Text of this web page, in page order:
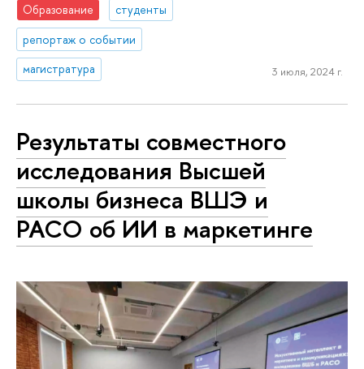
Образование
студенты
репортаж о событии
магистратура
3 июля, 2024 г.
Результаты совместного
исследования Высшей
школы бизнеса ВШЭ и
РАСО об ИИ в маркетинге